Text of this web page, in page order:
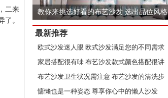
二来
了。
教你来挑选好看的布艺沙发 选出品位风格
最新推荐
欧式沙发迷人眼 欧式沙发满足您的不同需求
家居搭配很有味 布艺沙发款式颜色搭配很讲
布艺沙发卫生状况需注意 布艺沙发的清洗步
慵懒也是一种姿态 尊享你心中的懒人沙发